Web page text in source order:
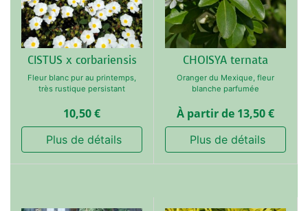
CISTUS x corbariensis
Fleur blanc pur au printemps,
très rustique persistant
10,50€
Plus de détails
CHOISYA ternata
Oranger du Mexique, fleur
blanche parfumée
À partir de 13,50€
Plus de détails